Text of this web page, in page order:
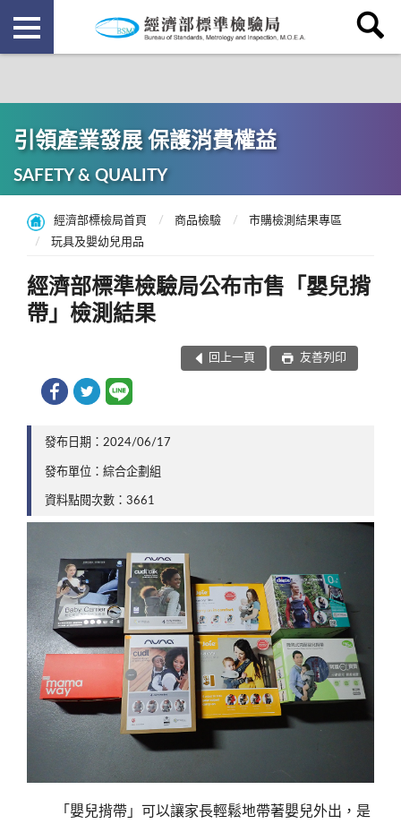
引領產業發展 保護消費權益
SAFETY & QUALITY
經濟部標檢局首頁 商品檢驗
市購檢測結果專區
玩具及嬰幼兒用品
經濟部標準檢驗局公布市售「嬰兒揹
帶」檢測結果
回上一頁 友善列印
發布日期：2024/06/17
發布單位：綜合企劃組
資料點閱次數：3661
「嬰兒揹帶」可以讓家長輕鬆地帶著嬰兒外出，是